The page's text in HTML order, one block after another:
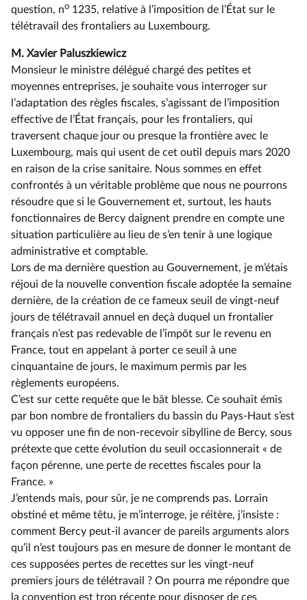
question, no 1235, relative à l’imposition de l’État sur le
télétravail des frontaliers au Luxembourg.
M. Xavier Paluszkiewicz
Monsieur le ministre délégué chargé des petites et
moyennes entreprises, je souhaite vous interroger sur
l’adaptation des règles fiscales, s’agissant de l’imposition
effective de l’État français, pour les frontaliers, qui
traversent chaque jour ou presque la frontière avec le
Luxembourg, mais qui usent de cet outil depuis mars 2020
en raison de la crise sanitaire. Nous sommes en effet
confrontés à un véritable problème que nous ne pourrons
résoudre que si le Gouvernement et, surtout, les hauts
fonctionnaires de Bercy daignent prendre en compte une
situation particulière au lieu de s’en tenir à une logique
administrative et comptable.
Lors de ma dernière question au Gouvernement, je m’étais
réjoui de la nouvelle convention fiscale adoptée la semaine
dernière, de la création de ce fameux seuil de vingt-neuf
jours de télétravail annuel en deçà duquel un frontalier
français n’est pas redevable de l’impôt sur le revenu en
France, tout en appelant à porter ce seuil à une
cinquantaine de jours, le maximum permis par les
règlements européens.
C’est sur cette requête que le bât blesse. Ce souhait émis
par bon nombre de frontaliers du bassin du Pays-Haut s’est
vu opposer une fin de non-recevoir sibylline de Bercy, sous
prétexte que cette évolution du seuil occasionnerait « de
façon pérenne, une perte de recettes fiscales pour la
France. »
J’entends mais, pour sûr, je ne comprends pas. Lorrain
obstiné et même têtu, je m’interroge, je réitère, j’insiste :
comment Bercy peut-il avancer de pareils arguments alors
qu’il n’est toujours pas en mesure de donner le montant de
ces supposées pertes de recettes sur les vingt-neuf
premiers jours de télétravail ? On pourra me répondre que
la convention est trop récente pour disposer de ces